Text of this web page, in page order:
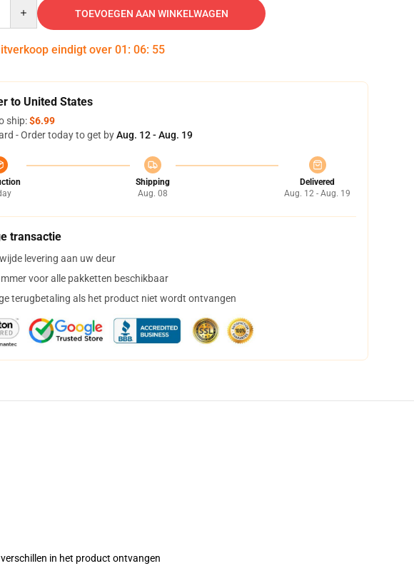
TOEVOEGEN AAN WINKELWAGEN
eindigt over 01 : 06: 54
to United States
ship:$6.99
- Order today to get byAug. 12 - Aug. 19
Shipping
Aug. 08
Delivered
Aug. 12 - Aug. 19
transactie
levering aan uw deur
voor alle pakketten beschikbaar
terugbetaling als het product niet wordt ontvangen
in het product ontvangen